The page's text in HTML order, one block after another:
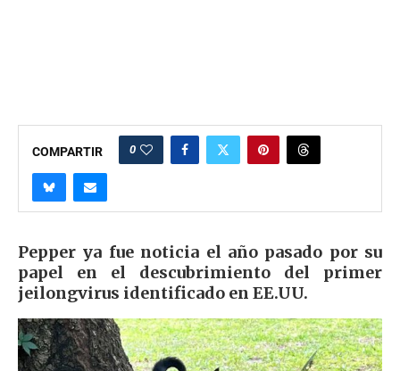
COMPARTIR 0
Pepper ya fue noticia el año pasado por su
papel en el descubrimiento del primer
jeilongvirus identificado en EE.UU.